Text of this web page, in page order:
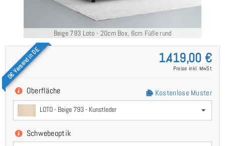
Beige 793 Loto - 20cm Box, 6cm Füße rund
0€ Versand in DE 1.419,00 €
Preise inkl. MwSt
Oberfläche Kostenlose Muster
LOTO - Beige 793 - Kunstleder
Schwebeoptik